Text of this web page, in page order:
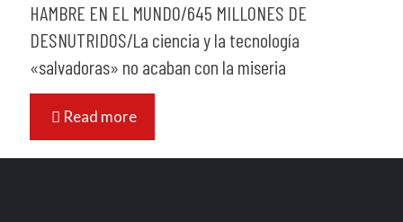
HAMBRE EN EL MUNDO/645 MILLONES DE
DESNUTRIDOS/La ciencia y la tecnología
«salvadoras» no acaban con la miseria
Read more